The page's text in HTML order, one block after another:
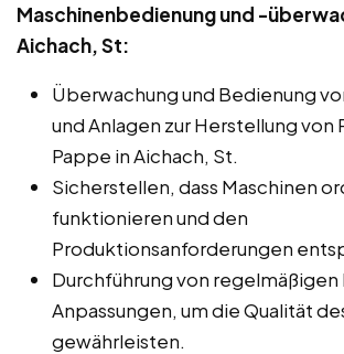
Maschinenbedienung und -
Aichach, St:
Überwachung und Bedienung
und Anlagen zur Herstellung von
Pappe in Aichach, St.
Sicherstellen, dass Maschinen
funktionieren und den
Produktionsanforderungen
Durchführung von
Anpassungen, um die Qualität
gewährleisten.